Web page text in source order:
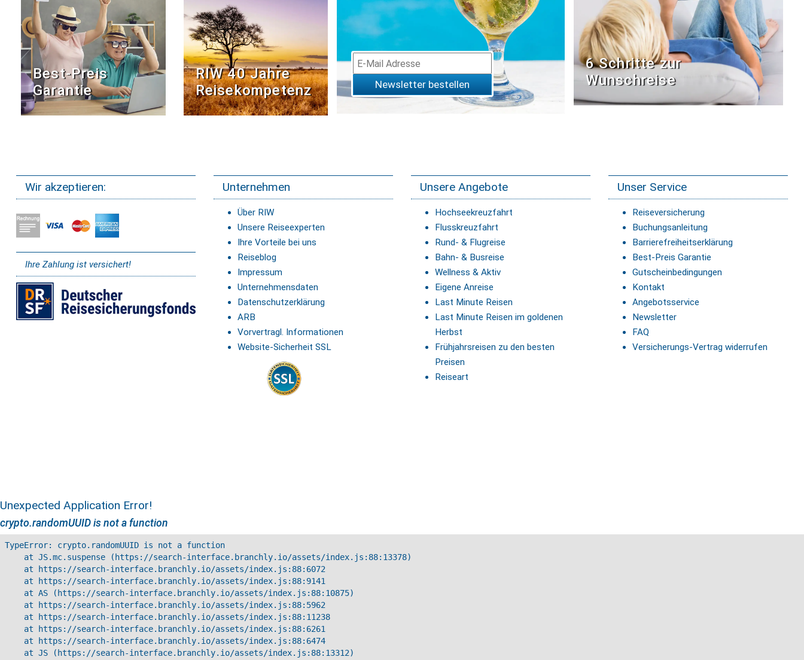
Best-Preis
Garantie
RIW 40 Jahre
Reise­kompetenz
Newsletter bestellen
6 Schritte zur
Wunschreise
Wir akzeptieren:
Ihre Zahlung ist versichert!
Unternehmen
Über RIW
Unsere Reiseexperten
Ihre Vorteile bei uns
Reiseblog
Impressum
Unternehmensdaten
Datenschutzerklärung
ARB
Vorvertragl. Informationen
Website-Sicherheit SSL
Unsere Angebote
Hochseekreuzfahrt
Flusskreuzfahrt
Rund- & Flugreise
Bahn- & Busreise
Wellness & Aktiv
Eigene Anreise
Last Minute Reisen
Last Minute Reisen im goldenen
Herbst
Frühjahrsreisen zu den besten
Preisen
Reiseart
Unser Service
Reiseversicherung
Buchungsanleitung
Barrierefreiheitserklärung
Best-Preis Garantie
Gutscheinbedingungen
Kontakt
Angebotsservice
Newsletter
FAQ
Versicherungs-Vertrag widerrufen
Unexpected Application Error!
crypto.randomUUID is not a function
TypeError: crypto.randomUUID is not a function
    at JS.mc.suspense (https://search-interface.branchly.io/assets/index.js:88:13378)
    at https://search-interface.branchly.io/assets/index.js:88:6072
    at https://search-interface.branchly.io/assets/index.js:88:9141
    at AS (https://search-interface.branchly.io/assets/index.js:88:10875)
    at https://search-interface.branchly.io/assets/index.js:88:5962
    at https://search-interface.branchly.io/assets/index.js:88:11238
    at https://search-interface.branchly.io/assets/index.js:88:6261
    at https://search-interface.branchly.io/assets/index.js:88:6474
    at JS (https://search-interface.branchly.io/assets/index.js:88:13312)